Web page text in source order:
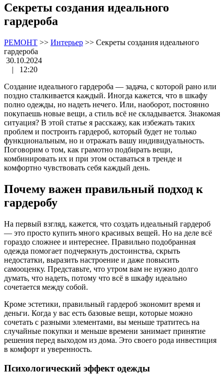
Секреты создания идеального
гардероба
РЕМОНТ >> Интерьер >> Секреты создания идеального
гардероба
30.10.2024
|
12:20
Создание идеального гардероба — задача, с которой рано или
поздно сталкивается каждый. Иногда кажется, что в шкафу
полно одежды, но надеть нечего. Или, наоборот, постоянно
покупаешь новые вещи, а стиль всё не складывается. Знакомая
ситуация? В этой статье я расскажу, как избежать таких
проблем и построить гардероб, который будет не только
функциональным, но и отражать вашу индивидуальность.
Поговорим о том, как грамотно подбирать вещи,
комбинировать их и при этом оставаться в тренде и
комфортно чувствовать себя каждый день.
Почему важен правильный подход к
гардеробу
На первый взгляд, кажется, что создать идеальный гардероб
— это просто купить много красивых вещей. Но на деле всё
гораздо сложнее и интереснее. Правильно подобранная
одежда помогает подчеркнуть достоинства, скрыть
недостатки, выразить настроение и даже повысить
самооценку. Представьте, что утром вам не нужно долго
думать, что надеть, потому что всё в шкафу идеально
сочетается между собой.
Кроме эстетики, правильный гардероб экономит время и
деньги. Когда у вас есть базовые вещи, которые можно
сочетать с разными элементами, вы меньше тратитесь на
случайные покупки и меньше времени занимает принятие
решения перед выходом из дома. Это своего рода инвестиция
в комфорт и уверенность.
Психологический эффект одежды